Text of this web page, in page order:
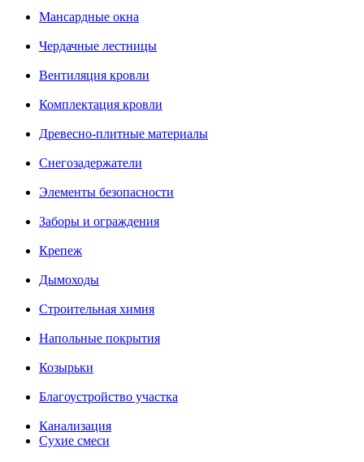
Мансардные окна
Чердачные лестницы
Вентиляция кровли
Комплектация кровли
Древесно-плитные материалы
Снегозадержатели
Элементы безопасности
Заборы и ограждения
Крепеж
Дымоходы
Строительная химия
Напольные покрытия
Козырьки
Благоустройство участка
Канализация
Сухие смеси